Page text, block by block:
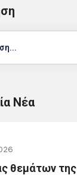
Νέα
θεμάτων της